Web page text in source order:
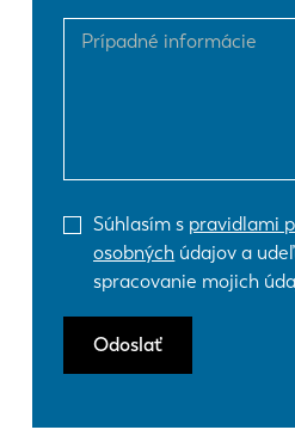
Súhlasím s pravidlami
osobných údajov a
spracovanie mojich
Odoslať